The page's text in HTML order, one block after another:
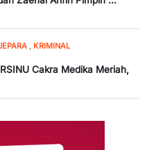
, KRIMINAL
Cakra Medika Meriah,